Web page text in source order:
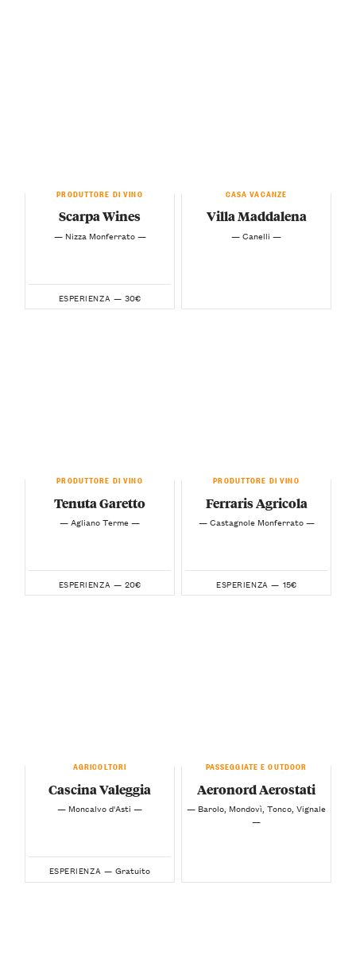
PRODUTTORE DI VINO
Scarpa Wines
— Nizza Monferrato —
ESPERIENZA — 30€
CASA VACANZE
Villa Maddalena
— Canelli —
PRODUTTORE DI VINO
Tenuta Garetto
— Agliano Terme —
ESPERIENZA — 20€
PRODUTTORE DI VINO
Ferraris Agricola
— Castagnole Monferrato —
ESPERIENZA — 15€
AGRICOLTORI
Cascina Valeggia
— Moncalvo d'Asti —
ESPERIENZA — Gratuito
PASSEGGIATE E OUTDOOR
Aeronord Aerostati
— Barolo, Mondovì, Tonco, Vignale
—